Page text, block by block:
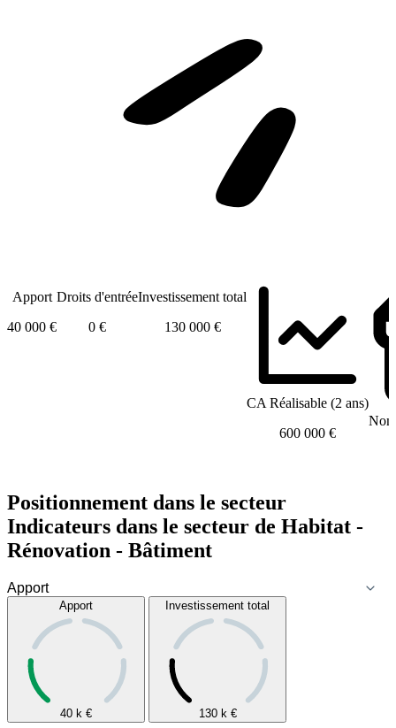
Apport
40 000 €
Droits d'entrée
0 €
Investissement total
130 000 €
CA Réalisable (2 ans)
600 000 €
Positionnement dans le secteur
Indicateurs dans le secteur de Habitat -
Rénovation - Bâtiment
Apport
40 k €
Investissement total
130 k €